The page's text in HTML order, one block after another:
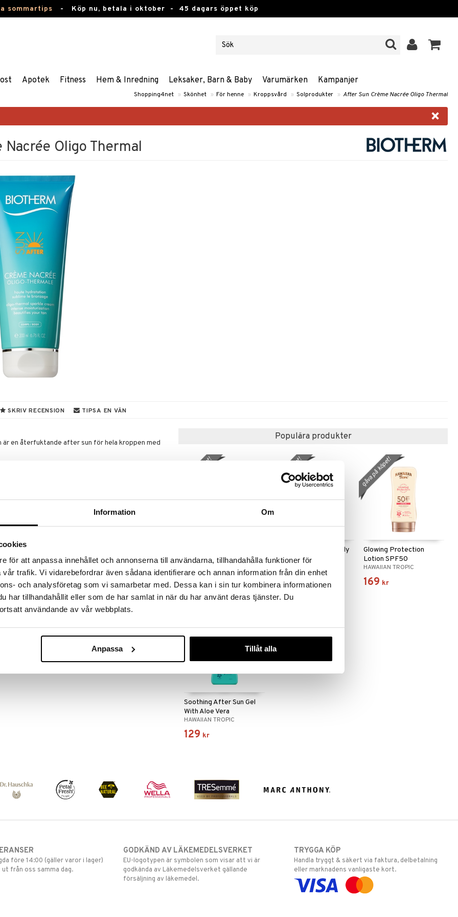
Information Om
för att anpassa innehållet och annonserna till användarna, tillhandahålla funktioner för
trafik. Vi vidarebefordrar även sådana identifierare och annan information från din enhet
och analysföretag som vi samarbetar med. Dessa kan i sin tur kombinera informationen
har tillhandahållit eller som de har samlat in när du har använt deras tjänster. Du
användande av vår webbplats.
Anpassa Tillåt alla
sommartips - Köp nu, betala i oktober - 45 dagars öppet köp
Apotek Fitness Hem & Inredning Leksaker, Barn & Baby Varumärken Kampanjer
Shopping4net » Skönhet » För henne » Kroppsvård » Solprodukter » After Sun Crème Nacrée Oligo Thermal
×
Oligo Thermal
SKRIV RECENSION TIPSA EN VÄN
en återfuktande after sun för hela kroppen med
återfuktar och mjukgör. Innehåller också
Populära produkter
135 kr
gåva på köpet!
Enriching Coconut Body
Butter After Sun
HAWAIIAN TROPIC
185 kr
gåva på köpet!
Glowing Protection
Lotion SPF50
HAWAIIAN TROPIC
169 kr
gåva på köpet!
Soothing After Sun Gel
With Aloe Vera
HAWAIIAN TROPIC
129 kr
gåva på köpet!
före 14:00 (gäller varor i lager)
från oss samma dag.
GODKÄND AV LÄKEMEDELSVERKET
EU-logotypen är symbolen som visar att vi är
godkända av Läkemedelsverket gällande
försäljning av läkemedel.
TRYGGA KÖP
Handla tryggt & säkert via faktura, delbetalning
eller marknadens vanligaste kort.